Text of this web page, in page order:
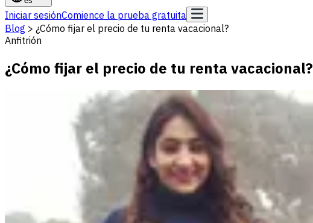
Iniciar sesiónComience la prueba gratuita
Blog > ¿Cómo fijar el precio de tu renta vacacional?
Anfitrión
¿Cómo fijar el precio de tu renta vacacional?